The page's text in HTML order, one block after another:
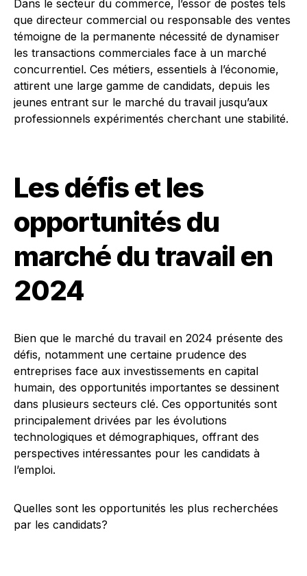
Dans le secteur du commerce, l’essor de postes tels
que directeur commercial ou responsable des ventes
témoigne de la permanente nécessité de dynamiser
les transactions commerciales face à un marché
concurrentiel. Ces métiers, essentiels à l’économie,
attirent une large gamme de candidats, depuis les
jeunes entrant sur le marché du travail jusqu’aux
professionnels expérimentés cherchant une stabilité.
Les défis et les
opportunités du
marché du travail en
2024
Bien que le marché du travail en 2024 présente des
défis, notamment une certaine prudence des
entreprises face aux investissements en capital
humain, des opportunités importantes se dessinent
dans plusieurs secteurs clé. Ces opportunités sont
principalement drivées par les évolutions
technologiques et démographiques, offrant des
perspectives intéressantes pour les candidats à
l’emploi.
Quelles sont les opportunités les plus recherchées
par les candidats?